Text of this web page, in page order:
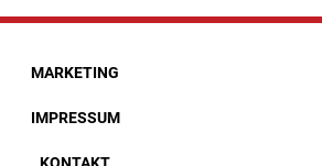
MARKETING
IMPRESSUM